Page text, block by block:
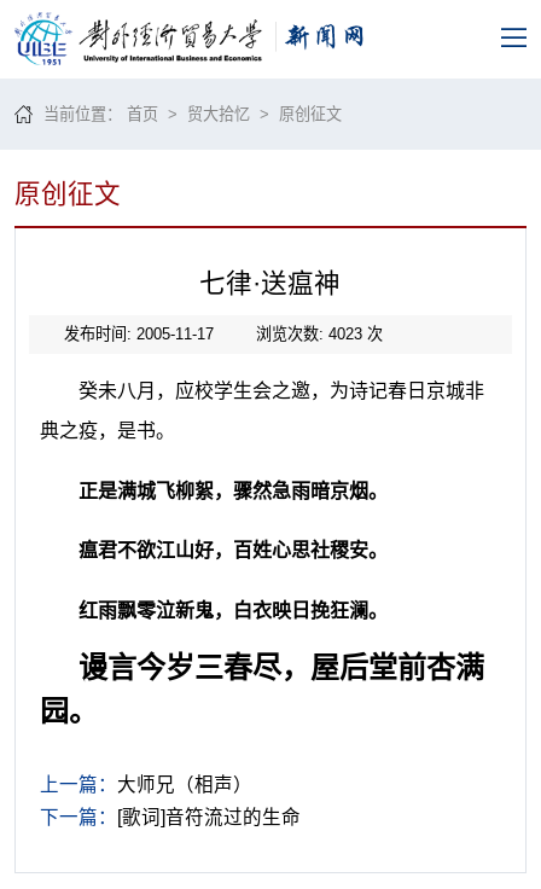
当前位置：首页 > 贸大拾忆 > 原创征文
原创征文
七律·送瘟神
发布时间: 2005-11-17 浏览次数: 4023次
癸未八月，应校学生会之邀，为诗记春日京城非
典之疫，是书。
正是满城飞柳絮， 骤然急雨暗京烟。
瘟君不欲江山好， 百姓心思社稷安。
红雨飘零泣新鬼， 白衣映日挽狂澜。
谩言今岁三春尽，屋后堂前杏满
园。
上一篇： 大师兄（相声）
下一篇：
[歌词]音符流过的生命